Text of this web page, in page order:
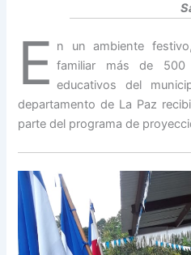
E n un ambiente
familiar más de
educativos del
departamento de La Paz
parte del programa de